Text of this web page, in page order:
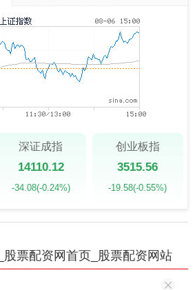
深证成指
14110.12
-34.08(-0.24%)
创业板指
3515.56
-19.58(-0.55%)
股票配资网首页_股票配资网站